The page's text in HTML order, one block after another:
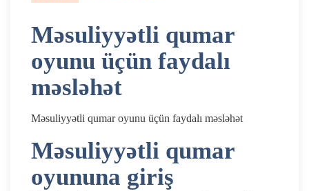
Məsuliyyətli qumar
oyunu üçün faydalı
məsləhət
Məsuliyyətli qumar oyunu üçün faydalı məsləhət
Məsuliyyətli qumar
oyununa giriş